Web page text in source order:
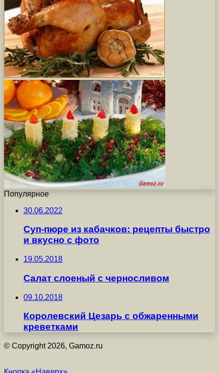
Популярное
30.06.2022
Суп-пюре из кабачков: рецепты быстро
и вкусно с фото
19.05.2018
Салат слоеный с черносливом
09.10.2018
Королевский Цезарь с обжаренными
креветками
© Copyright 2026, Gamoz.ru